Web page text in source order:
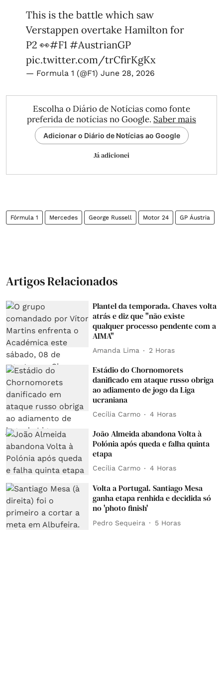
This is the battle which saw
Verstappen overtake Hamilton for
P2 👀#F1 #AustrianGP
pic.twitter.com/trCfirKgKx
— Formula 1 (@F1) June 28, 2026
Escolha o Diário de Notícias como fonte
preferida de notícias no Google. Saber mais
Adicionar o Diário de Notícias ao Google
Já adicionei
Fórmula 1 Mercedes George Russell Motor 24 GP Áustria
Artigos Relacionados
Plantel da temporada. Chaves volta
atrás e diz que "não existe
qualquer processo pendente com a
AIMA"
Amanda Lima 2 Horas
Estádio do Chornomorets
danificado em ataque russo obriga
ao adiamento de jogo da Liga
ucraniana
Cecília Carmo 4 Horas
João Almeida abandona Volta à
Polónia após queda e falha quinta
etapa
Cecília Carmo 4 Horas
Volta a Portugal. Santiago Mesa
ganha etapa renhida e decidida só
no 'photo finish'
Pedro Sequeira 5 Horas